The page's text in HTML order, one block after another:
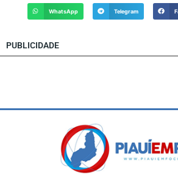
WhatsApp Telegram
PUBLICIDADE